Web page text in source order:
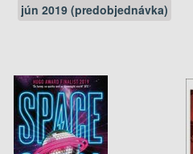
jún 2019 (predobjednávka)